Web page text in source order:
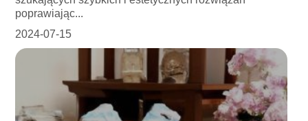
poprawiając...
2024-07-15